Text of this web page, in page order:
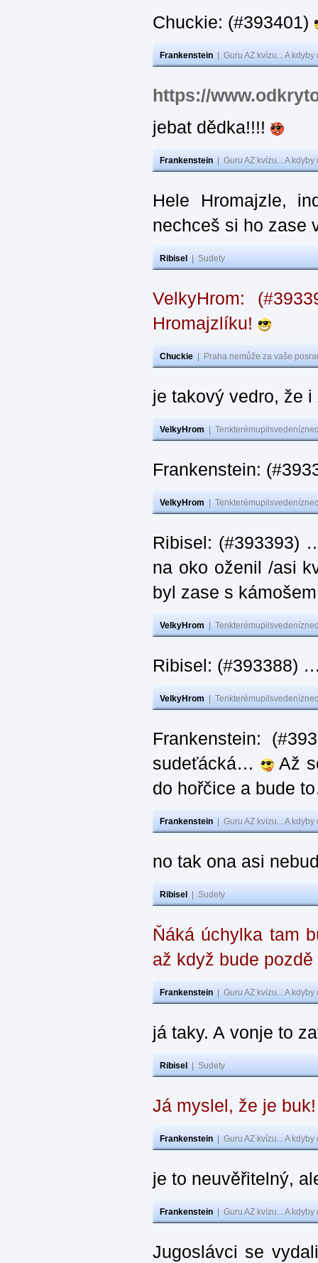
Chuckie: (#393401)
Frankenstein Guru AZ kvízu... A
https://
jebat dědka!!!!
Frankenstein Guru AZ kvízu... A
Hele Hromajzle,
nechceš si ho zase
Ribisel Sudety
VelkyHrom:
Hromajzlíku!
Chuckie Praha nemůže za vaše
je takový vedro, že
VelkyHrom
Frankenstein:
VelkyHrom
Ribisel: (#393393)
na oko oženil /asi
byl zase s
VelkyHrom
Ribisel: (#393388)
VelkyHrom
Frankenstein:
sudeťácká…
Až
do hořčice a bude
Frankenstein Guru AZ kvízu... A
no tak ona asi
Ribisel Sudety
Ňáká úchylka tam
až když bude pozdě
Frankenstein Guru AZ kvízu... A
já taky. A vonje to
Ribisel Sudety
Já myslel, že je
Frankenstein Guru AZ kvízu... A
je to neuvěřitelný,
Frankenstein Guru AZ kvízu... A
Jugoslávci se